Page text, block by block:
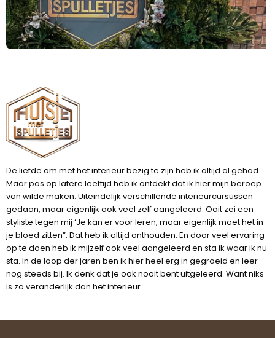
De liefde om met het interieur bezig te zijn heb ik altijd al gehad.
Maar pas op latere leeftijd heb ik ontdekt dat ik hier mijn beroep
van wilde maken. Uiteindelijk verschillende interieurcursussen
gedaan, maar eigenlijk ook veel zelf aangeleerd. Ooit zei een
styliste tegen mij ‘Je kan er voor leren, maar eigenlijk moet het in
je bloed zitten”. Dat heb ik altijd onthouden. En door veel ervaring
op te doen heb ik mijzelf ook veel aangeleerd en sta ik waar ik nu
sta. In de loop der jaren ben ik hier heel erg in gegroeid en leer
nog steeds bij. Ik denk dat je ook nooit bent uitgeleerd. Want niks
is zo veranderlijk dan het interieur.